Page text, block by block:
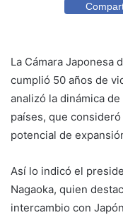
La Cámara Japonesa
cumplió 50 años de
analizó la dinámica
países, que
potencial de
Así lo indicó el
Nagaoka, quien
intercambio con